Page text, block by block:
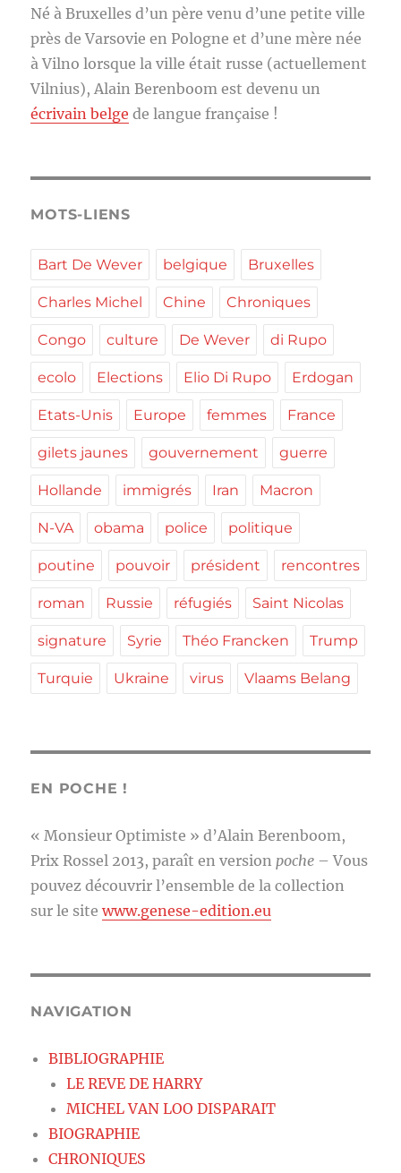
Né à Bruxelles d’un père venu d’une petite ville
près de Varsovie en Pologne et d’une mère née
à Vilno lorsque la ville était russe (actuellement
Vilnius), Alain Berenboom est devenu un
écrivain belge de langue française !
MOTS-LIENS
Bart De Wever belgique Bruxelles
Charles Michel Chine Chroniques
Congo culture De Wever di Rupo
ecolo Elections Elio Di Rupo Erdogan
Etats-Unis Europe femmes France
gilets jaunes gouvernement guerre
Hollande immigrés Iran Macron
N-VA obama police politique
poutine pouvoir président rencontres
roman Russie réfugiés Saint Nicolas
signature Syrie Théo Francken Trump
Turquie Ukraine virus Vlaams Belang
EN POCHE !
« Monsieur Optimiste » d’Alain Berenboom,
Prix Rossel 2013, paraît en version poche – Vous
pouvez découvrir l’ensemble de la collection
sur le sitewww.genese-edition.eu
NAVIGATION
BIBLIOGRAPHIE
LE REVE DE HARRY
MICHEL VAN LOO DISPARAIT
BIOGRAPHIE
CHRONIQUES